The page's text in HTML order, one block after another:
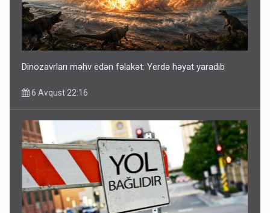
Dinozavrları məhv edən fəlakət: Yerdə həyat yaradıb
6 Avqust 22:16